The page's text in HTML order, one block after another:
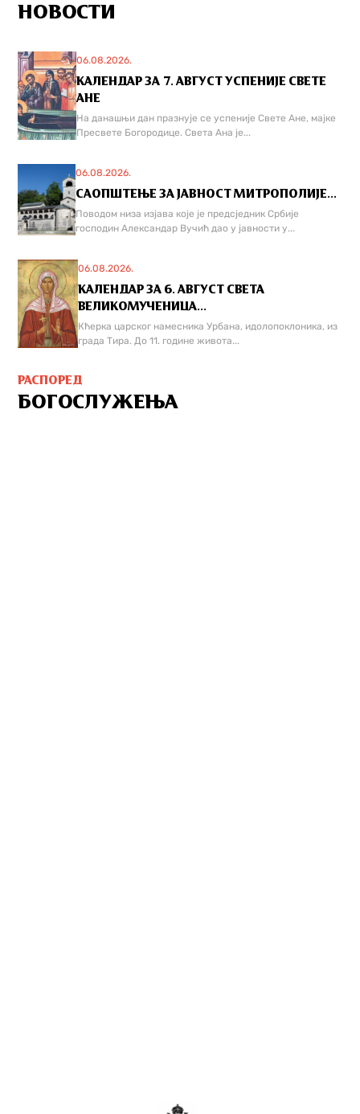
НОВОСТИ
06.08.2026.
КАЛЕНДАР ЗА 7. АВГУСТ УСПЕНИЈЕ СВЕТЕ
АНЕ
На данашњи дан празнује се успеније Свете Ане, мајке
Пресвете Богородице. Света Ана је...
06.08.2026.
САОПШТЕЊЕ ЗА ЈАВНОСТ МИТРОПОЛИЈЕ...
Поводом низа изјава које је предсједник Србије
господин Александар Вучић дао у јавности у...
06.08.2026.
КАЛЕНДАР ЗА 6. АВГУСТ СВЕТА
ВЕЛИКОМУЧЕНИЦА...
Кћерка царског намесника Урбана, идолопоклоника, из
града Тира. До 11. године живота...
РАСПОРЕД
БОГОСЛУЖЕЊА